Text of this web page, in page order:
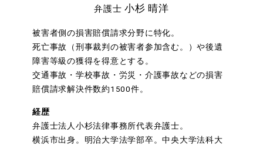
弁護士 小杉 晴洋
被害者側の損害賠償請求分野に特化。
死亡事故（刑事裁判の被害者参加含む。）や後遺
障害等級の獲得を得意とする。
交通事故・学校事故・労災・介護事故などの損害
賠償請求解決件数約1500件。
経歴
弁護士法人小杉法律事務所代表弁護士。
横浜市出身。明治大学法学部卒。中央大学法科大